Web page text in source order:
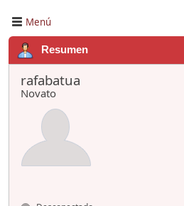
Menú
Resumen
rafabatua
Novato